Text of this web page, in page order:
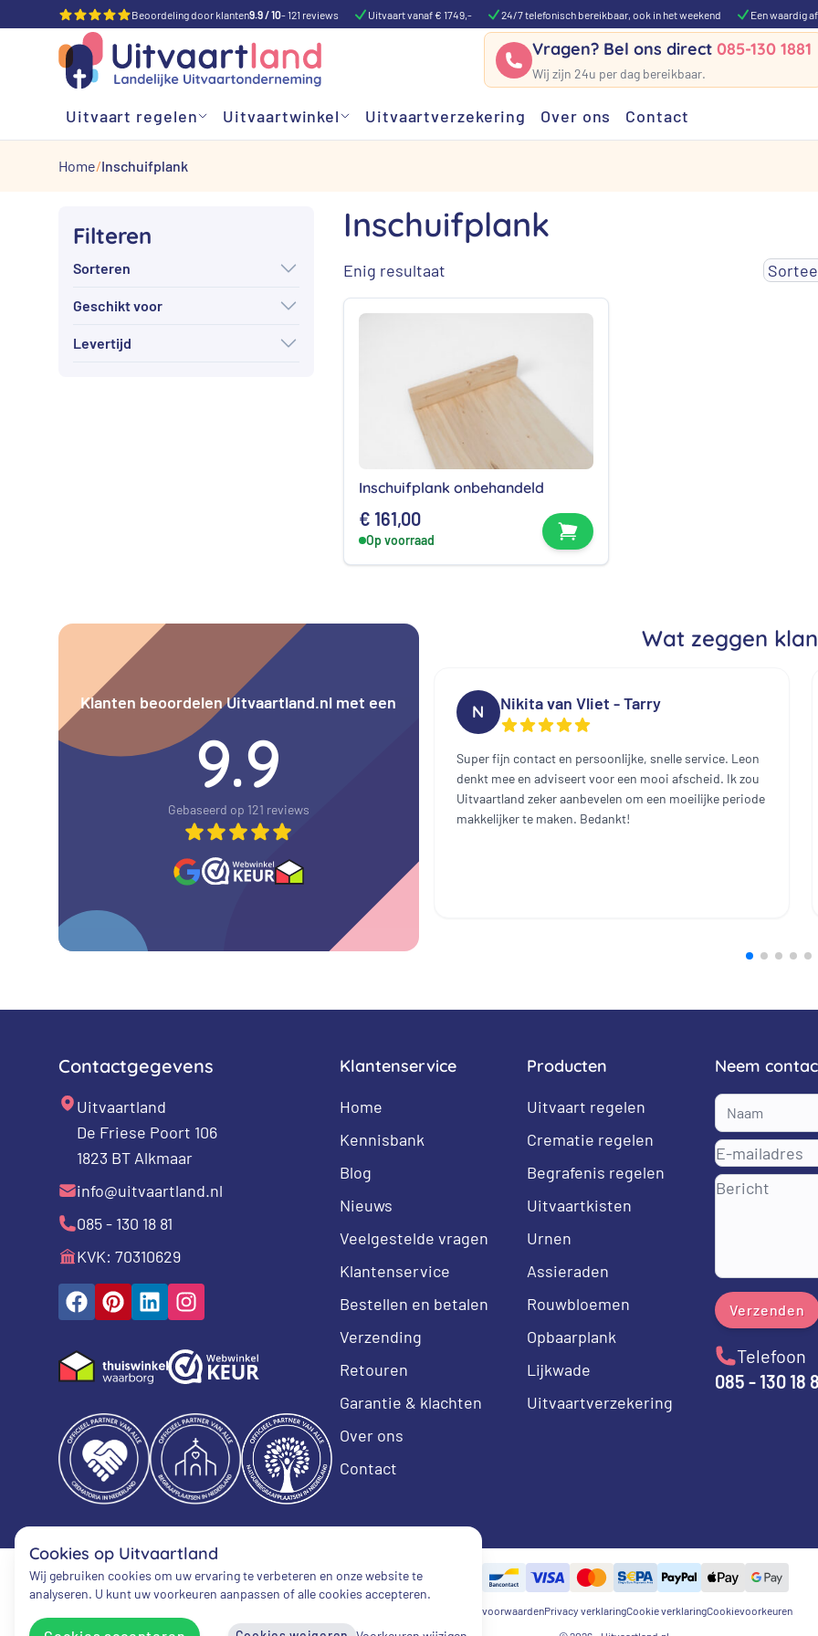
Beoordeling door klanten9.9 / 10- 121 reviews Uitvaart vanaf € 1749,- 24/7 telefonisch bereikbaar, ook in het weekend Een waardig
Vragen? Bel ons direct085-130 1881
Wij zijn 24u per dag bereikbaar.
Uitvaart regelen Uitvaartwinkel Uitvaartverzekering Over ons Contact
Home Inschuifplank
Filteren
Sorteren
Geschikt voor
Levertijd
Inschuifplank
Enig resultaat
Inschuifplank onbehandeld
€ 161,00
Op voorraad
Bekijk product
Klanten beoordelen Uitvaartland.nl met een
9.9
Gebaseerd op 121 reviews
Wat zeggen
N Nikita van Vliet - Tarry
Super fijn contact en persoonlijke, snelle service. Leon
denkt mee en adviseert voor een mooi afscheid. Ik zou
Uitvaartland zeker aanbevelen om een moeilijke periode
makkelijker te maken. Bedankt!
Contactgegevens
Uitvaartland
De Friese Poort 106
1823 BT Alkmaar
info@uitvaartland.nl
085 - 130 18 81
KVK: 70310629
Klantenservice
Home
Kennisbank
Blog
Nieuws
Veelgestelde vragen
Klantenservice
Bestellen en betalen
Verzending
Retouren
Garantie & klachten
Over ons
Contact
Producten
Uitvaart regelen
Crematie regelen
Begrafenis regelen
Uitvaartkisten
Urnen
Assieraden
Rouwbloemen
Opbaarplank
Lijkwade
Uitvaartverzekering
Neem
Verzenden
Telefoon
085 - 130 18
Algemene voorwaardenPrivacy verklaringCookie verklaringCookievoorkeuren
Cookies op Uitvaartland
Wij gebruiken cookies om uw ervaring te verbeteren en onze website te
analyseren. U kunt uw voorkeuren aanpassen of alle cookies accepteren.